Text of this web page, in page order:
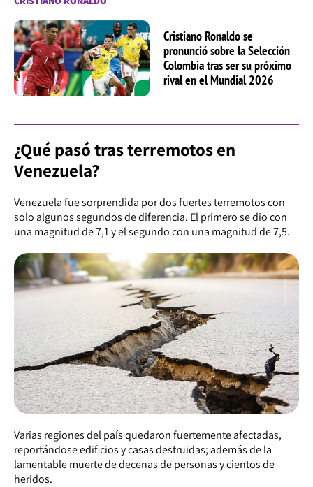
Cristiano Ronaldo se
pronunció sobre la Selección
Colombia tras ser su próximo
rival en el Mundial 2026
¿Qué pasó tras terremotos en
Venezuela?
Venezuela fue sorprendida por dos fuertes terremotos con
solo algunos segundos de diferencia. El primero se dio con
una magnitud de 7,1 y el segundo con una magnitud de 7,5.
Varias regiones del país quedaron fuertemente afectadas,
reportándose edificios y casas destruidas; además de la
lamentable muerte de decenas de personas y cientos de
heridos.